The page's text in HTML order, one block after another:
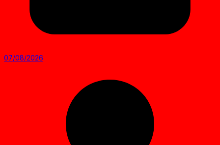
07/08/2026